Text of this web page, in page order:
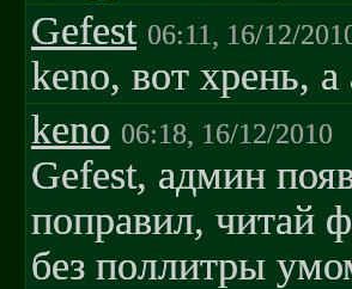
Gefest 06:11, 16/12/
keno, вот хрень,
keno 06:18, 16/12/2010
Gefest, админ
поправил, читай
без поллитры